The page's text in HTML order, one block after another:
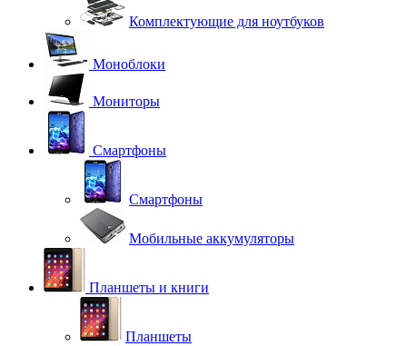
Комплектующие для ноутбуков
Моноблоки
Мониторы
Смартфоны
Смартфоны
Мобильные аккумуляторы
Планшеты и книги
Планшеты